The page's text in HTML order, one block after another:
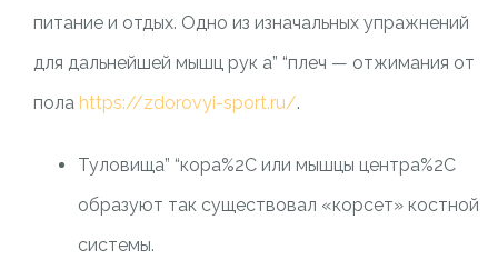
питание и отдых. Одно из изначальных упражнений
для дальнейшей мышц рук а” “плеч — отжимания от
пола https://zdorovyi-sport.ru/.
Туловища” “кора%2C или мышцы центра%2C
образуют так существовал «корсет» костной
системы.